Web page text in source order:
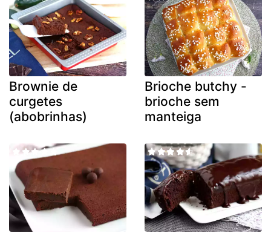
Brownie de
curgetes
(abobrinhas)
Brioche butchy -
brioche sem
manteiga